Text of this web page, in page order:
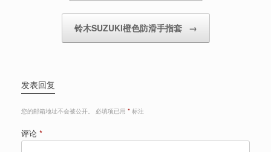
铃木SUZUKI橙色防滑手指套 →
发表回复
您的邮箱地址不会被公开。 必填项已用 * 标注
评论 *